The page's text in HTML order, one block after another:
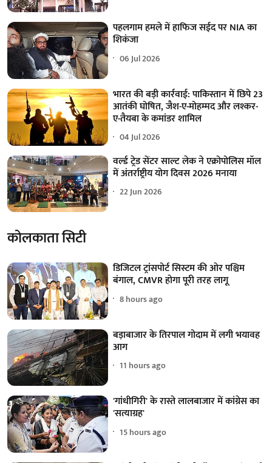
पहलगाम हमले में हाफिज सईद पर NIA का
शिकंजा
06 Jul 2026
भारत की बड़ी कार्रवाई: पाकिस्तान में छिपे 23
आतंकी घोषित, जैश-ए-मोहम्मद और लश्कर-
ए-तैयबा के कमांडर शामिल
04 Jul 2026
वर्ल्ड ट्रेड सेंटर साल्ट लेक ने एक्रोपोलिस मॉल
में अंतर्राष्ट्रीय योग दिवस 2026 मनाया
22 Jun 2026
कोलकाता सिटी
डिजिटल ट्रांसपोर्ट सिस्टम की ओर पश्चिम
बंगाल, CMVR होगा पूरी तरह लागू
8 hours ago
बड़ाबाजार के तिरपाल गोदाम में लगी भयावह
आग
11 hours ago
'गांधीगिरी' के रास्ते लालबाजार में कांग्रेस का
'सत्याग्रह'
15 hours ago